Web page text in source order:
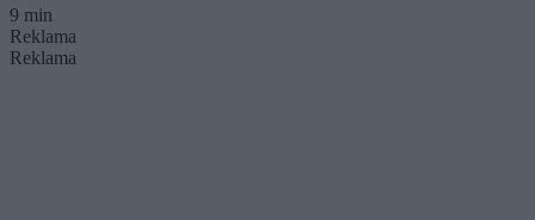
9 min
Reklama
Reklama